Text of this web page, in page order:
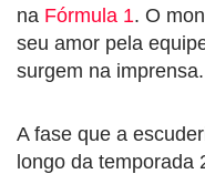
na Fórmula 1. O
seu amor pela
surgem na imprensa.
A fase que a
longo da temporada